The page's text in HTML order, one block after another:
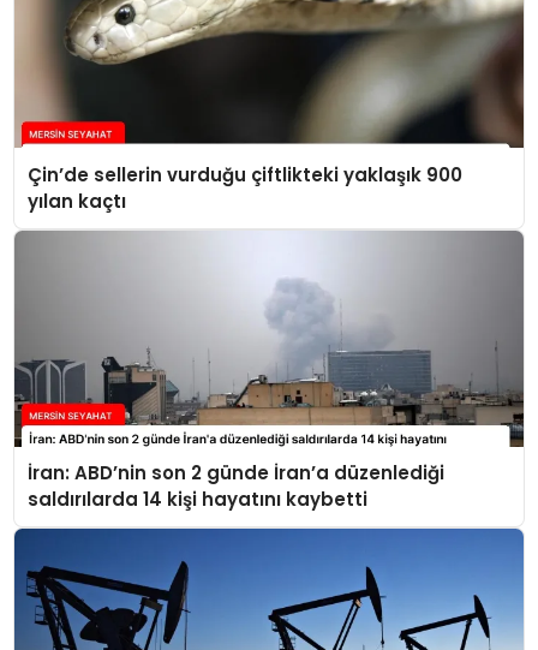
Çin’de sellerin vurduğu çiftlikteki yaklaşık 900
yılan kaçtı
İran: ABD’nin son 2 günde İran’a düzenlediği
saldırılarda 14 kişi hayatını kaybetti